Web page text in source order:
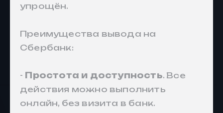
упрощён.
Преимущества вывода на
Сбербанк:
- Простота и доступность. Все
действия можно выполнить
онлайн, без визита в банк.